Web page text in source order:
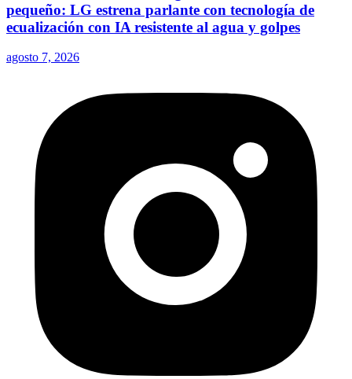
pequeño: LG estrena parlante con tecnología de
ecualización con IA resistente al agua y golpes
agosto 7, 2026